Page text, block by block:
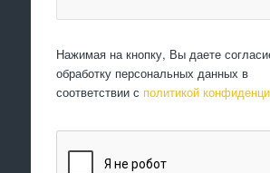
Нажимая на кнопку, Вы даете
обработку персональных данных в
соответствии с политикой